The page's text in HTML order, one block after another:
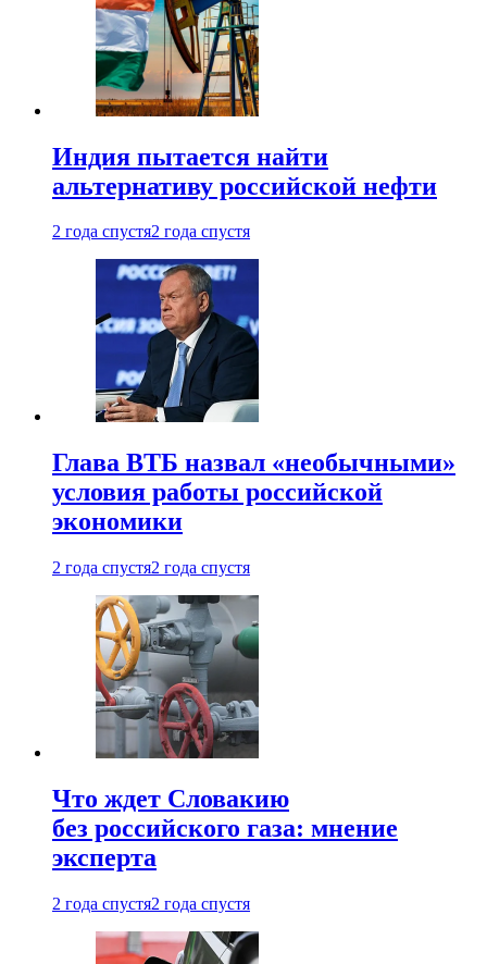
Индия пытается найти
альтернативу российской нефти
2 года спустя2 года спустя
Глава ВТБ назвал «необычными»
условия работы российской
экономики
2 года спустя2 года спустя
Что ждет Словакию
без российского газа: мнение
эксперта
2 года спустя2 года спустя